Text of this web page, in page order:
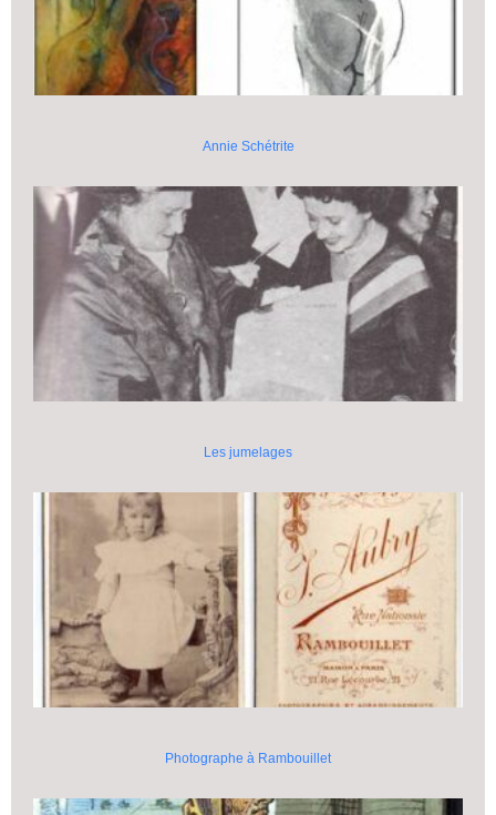
Annie Schétrite
Les jumelages
Photographe à Rambouillet